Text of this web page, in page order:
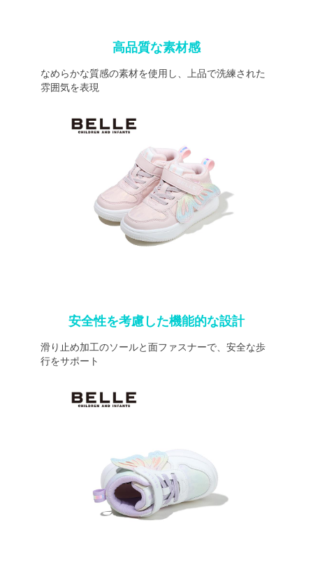
高品質な素材感
なめらかな質感の素材を使用し、上品で洗練された
雰囲気を表現
安全性を考慮した機能的な設計
滑り止め加工のソールと面ファスナーで、安全な歩
行をサポート